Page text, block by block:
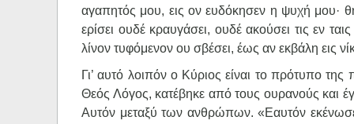
αγαπητός μου, εις ον ευδόκησεν η ψυχή μου·
ερίσει ουδέ κραυγάσει, ουδέ ακούσει τις εν
λίνον τυφόμενον ου σβέσει, έως αν εκβάλη εις
Γι’ αυτό λοιπόν ο Κύριος είναι το πρότυπο
Θεός Λόγος, κατέβηκε από τους ουρανούς και
Αυτόν μεταξύ των ανθρώπων. «Εαυτόν